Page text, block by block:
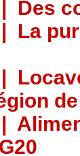
| Des
| La
|
|